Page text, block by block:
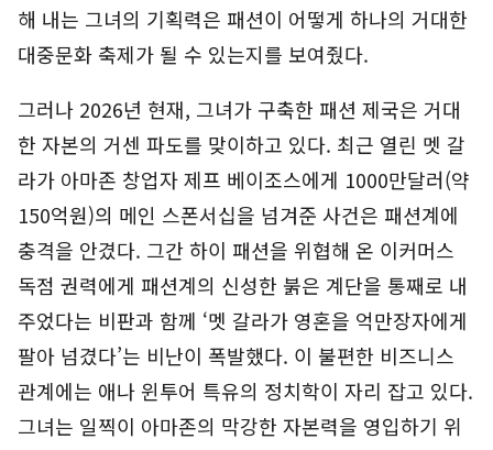
해 내는 그녀의 기획력은 패션이 어떻게 하나의 거대한
대중문화 축제가 될 수 있는지를 보여줬다.
그러나 2026년 현재, 그녀가 구축한 패션 제국은 거대
한 자본의 거센 파도를 맞이하고 있다. 최근 열린 멧 갈
라가 아마존 창업자 제프 베이조스에게 1000만달러(약
150억원)의 메인 스폰서십을 넘겨준 사건은 패션계에
충격을 안겼다. 그간 하이 패션을 위협해 온 이커머스
독점 권력에게 패션계의 신성한 붉은 계단을 통째로 내
주었다는 비판과 함께 ‘멧 갈라가 영혼을 억만장자에게
팔아 넘겼다’는 비난이 폭발했다. 이 불편한 비즈니스
관계에는 애나 윈투어 특유의 정치학이 자리 잡고 있다.
그녀는 일찍이 아마존의 막강한 자본력을 영입하기 위